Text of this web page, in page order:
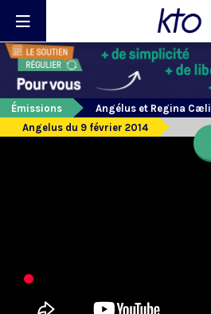
Émissions
Angélus et Regina Cæli
Angelus du 9 février 2014